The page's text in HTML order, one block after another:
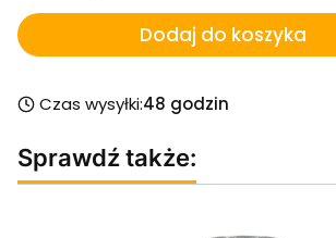
Dodaj do koszyka
Czas wysyłki:48 godzin
Sprawdź także: